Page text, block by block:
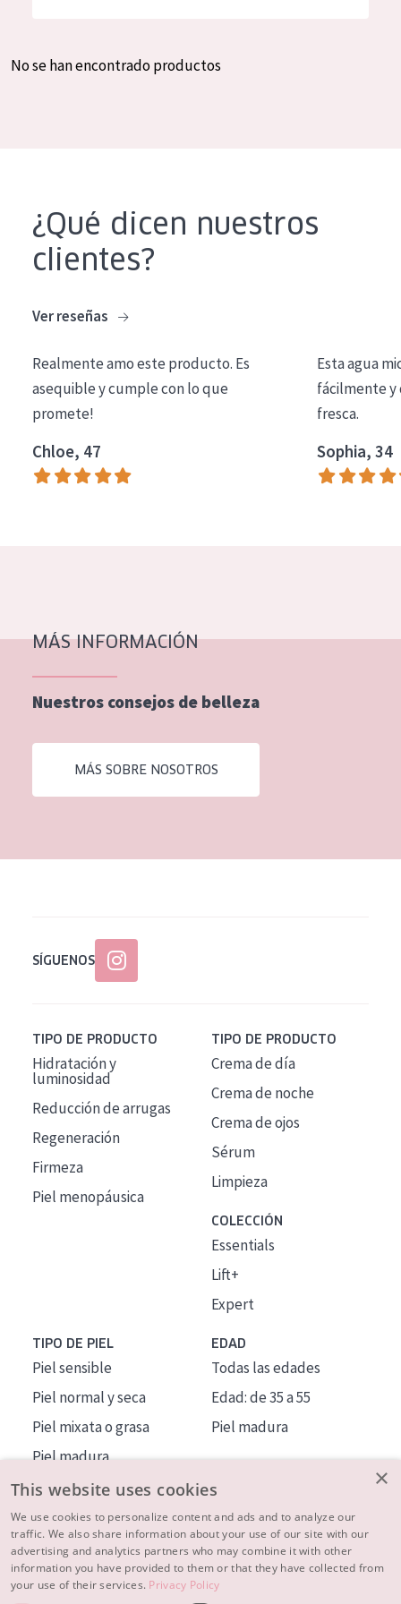
Crema de día
Crema de noche
Limpieza
COLECCIÓN
Essentials
Lift+
Piel normal y seca
Piel mixata o grasa
Piel madura
Piel expuesta al sol
Piel menopáusica
Todas las edades
Spanish
No se han encontrado productos
¿Qué dicen nuestros
clientes?
Ver reseñas
Realmente amo este producto. Es
asequible y cumple con lo que
promete!
Chloe, 47
Esta agua
fácilmente y
fresca.
Sophia, 34
MÁS INFORMACIÓN
Nuestros consejos de belleza
MÁS SOBRE NOSOTROS
SÍGUENOS
TIPO DE PRODUCTO
Hidratación y
luminosidad
Reducción de arrugas
Regeneración
Firmeza
Piel menopáusica
TIPO DE PRODUCTO
Crema de día
Crema de noche
Crema de ojos
Sérum
Limpieza
COLECCIÓN
Essentials
Lift+
Expert
TIPO DE PIEL
Piel sensible
Piel normal y seca
Piel mixata o grasa
Piel madura
Piel expuesta al sol
Piel menopáusica
EDAD
Todas las edades
Edad: de 35 a 55
Piel madura
MÁS SOBRE NOSOTROS
INSPIRACIÓN
×
This website uses cookies
We use cookies to personalize content and ads and to analyze our
traffic. We also share information about your use of our site with our
advertising and analytics partners who may combine it with other
information you have provided to them or that they have collected from
your use of their services. Privacy Policy